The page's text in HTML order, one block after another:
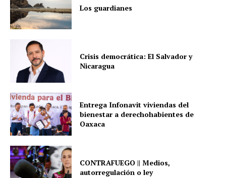
Los guardianes
Crisis democrática: El Salvador y
Nicaragua
Entrega Infonavit viviendas del
bienestar a derechohabientes de
Oaxaca
CONTRAFUEGO || Medios,
autorregulación o ley